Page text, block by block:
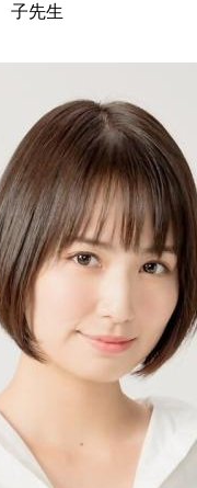
子先生